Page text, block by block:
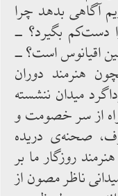
آگاهی بدهد چرا
دست‌کم بگیرد؟ ــ
‌اقیانوس‌ است؟ ــ
هنرمند دوران‌
میدان ننشسته
‌از سر خصومت و
صحنه‌‌ی دریده
روزگار ما بر
ناظر مصون‌ از